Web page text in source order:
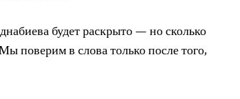
будет раскрыто — но сколько
поверим в слова только после того,